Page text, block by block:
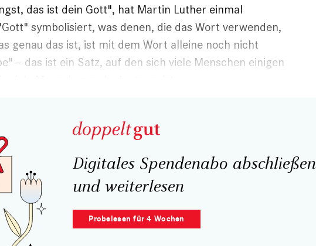
das ist dein Gott", hat Martin Luther einmal
symbolisiert, was denen, die das Wort verwenden,
genau das ist, ist mit dem Wort alleine noch nicht
– das ist ein Satz, auf den sich viele Menschen einigen
Digitales Spendenabo abschließen
und weiterlesen
Probelesen für 4 Wochen